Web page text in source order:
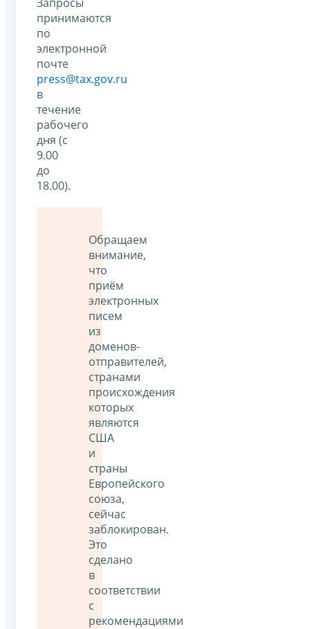
принимаются
по
электронной
почте
press@tax.gov.ru
в
течение
рабочего
дня (с
9.00
до
18.00).
Обращаем
внимание,
что
приём
электронных
писем
из
доменов-
отправителей,
странами
происхождения
которых
являются
США
и
страны
Европейского
союза,
сейчас
заблокирован.
Это
сделано
в
соответствии
с
рекомендациями